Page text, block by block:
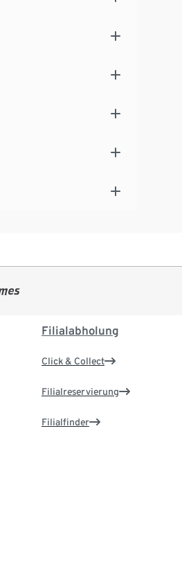
Filialabholung
Click & Collect
Filialreservierung
Filialfinder